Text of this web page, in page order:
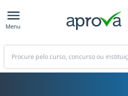
Menu
Buscar